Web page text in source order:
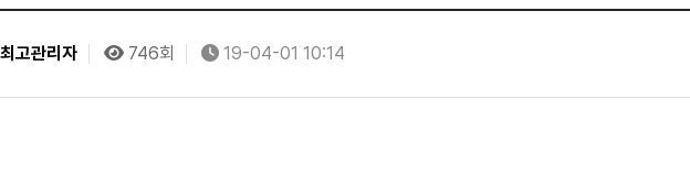
최고관리자 746회 19-04-01 10:14